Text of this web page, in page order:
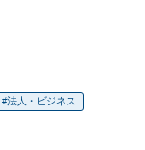
法人・ビジネス